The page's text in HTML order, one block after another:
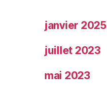
janvier 2025
juillet 2023
mai 2023